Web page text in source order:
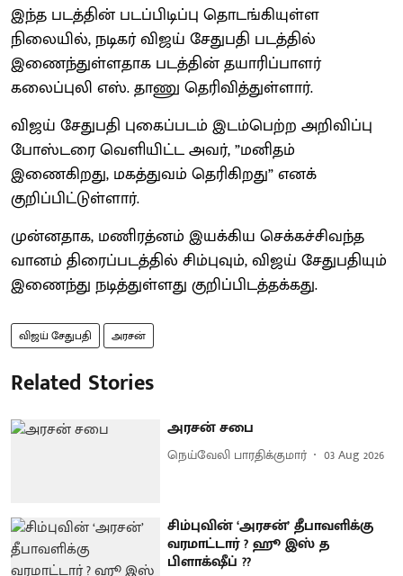
இந்த படத்தின் படப்பிடிப்பு தொடங்கியுள்ள
நிலையில், நடிகர் விஜய் சேதுபதி படத்தில்
இணைந்துள்ளதாக படத்தின் தயாரிப்பாளர்
கலைப்புலி எஸ். தாணு தெரிவித்துள்ளார்.
விஜய் சேதுபதி புகைப்படம் இடம்பெற்ற அறிவிப்பு
போஸ்டரை வெளியிட்ட அவர், ”மனிதம்
இணைகிறது, மகத்துவம் தெரிகிறது” எனக்
குறிப்பிட்டுள்ளார்.
முன்னதாக, மணிரத்னம் இயக்கிய செக்கச்சிவந்த
வானம் திரைப்படத்தில் சிம்புவும், விஜய் சேதுபதியும்
இணைந்து நடித்துள்ளது குறிப்பிடத்தக்கது.
விஜய் சேதுபதி அரசன்
Related Stories
அரசன் சபை
நெய்வேலி பாரதிக்குமார் 03 Aug 2026
சிம்புவின் ‘அரசன்’ தீபாவளிக்கு
வரமாட்டார் ? ஹூ இஸ் த
பிளாக்‌ஷீப் ??